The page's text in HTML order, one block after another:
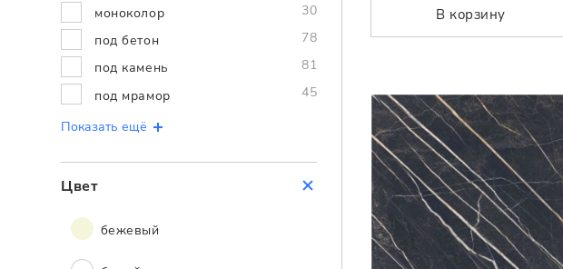
моноколор
30
под бетон
78
под камень
81
под мрамор
45
Показать ещё
Цвет
бежевый
В корзину